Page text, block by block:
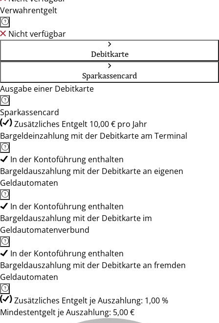
Verwahrentgelt
Nicht verfügbar
Debitkarte
Sparkassencard
Ausgabe einer Debitkarte
Sparkassencard
Zusätzliches Entgelt 10,00 € pro Jahr
Bargeldeinzahlung mit der Debitkarte am Terminal
In der Kontoführung enthalten
Bargeldauszahlung mit der Debitkarte an eigenen
Geldautomaten
In der Kontoführung enthalten
Bargeldauszahlung mit der Debitkarte im
Geldautomatenverbund
In der Kontoführung enthalten
Bargeldauszahlung mit der Debitkarte an fremden
Geldautomaten
Zusätzliches Entgelt je Auszahlung: 1,00 %
Mindestentgelt je Auszahlung: 5,00 €